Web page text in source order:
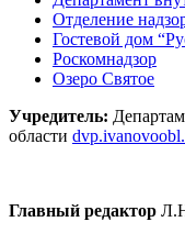
Отделение
Гостевой дом
Роскомнадзор
Озеро Святое
Учредитель:
области
Главный редактор